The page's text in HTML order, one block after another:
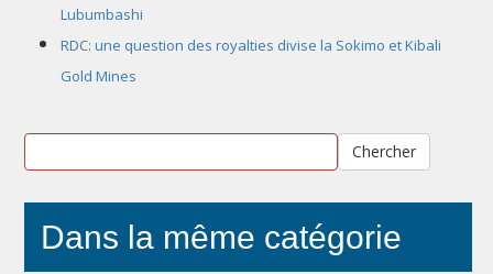
Lubumbashi
RDC: une question des royalties divise la Sokimo et Kibali
Gold Mines
Chercher
Dans la même catégorie